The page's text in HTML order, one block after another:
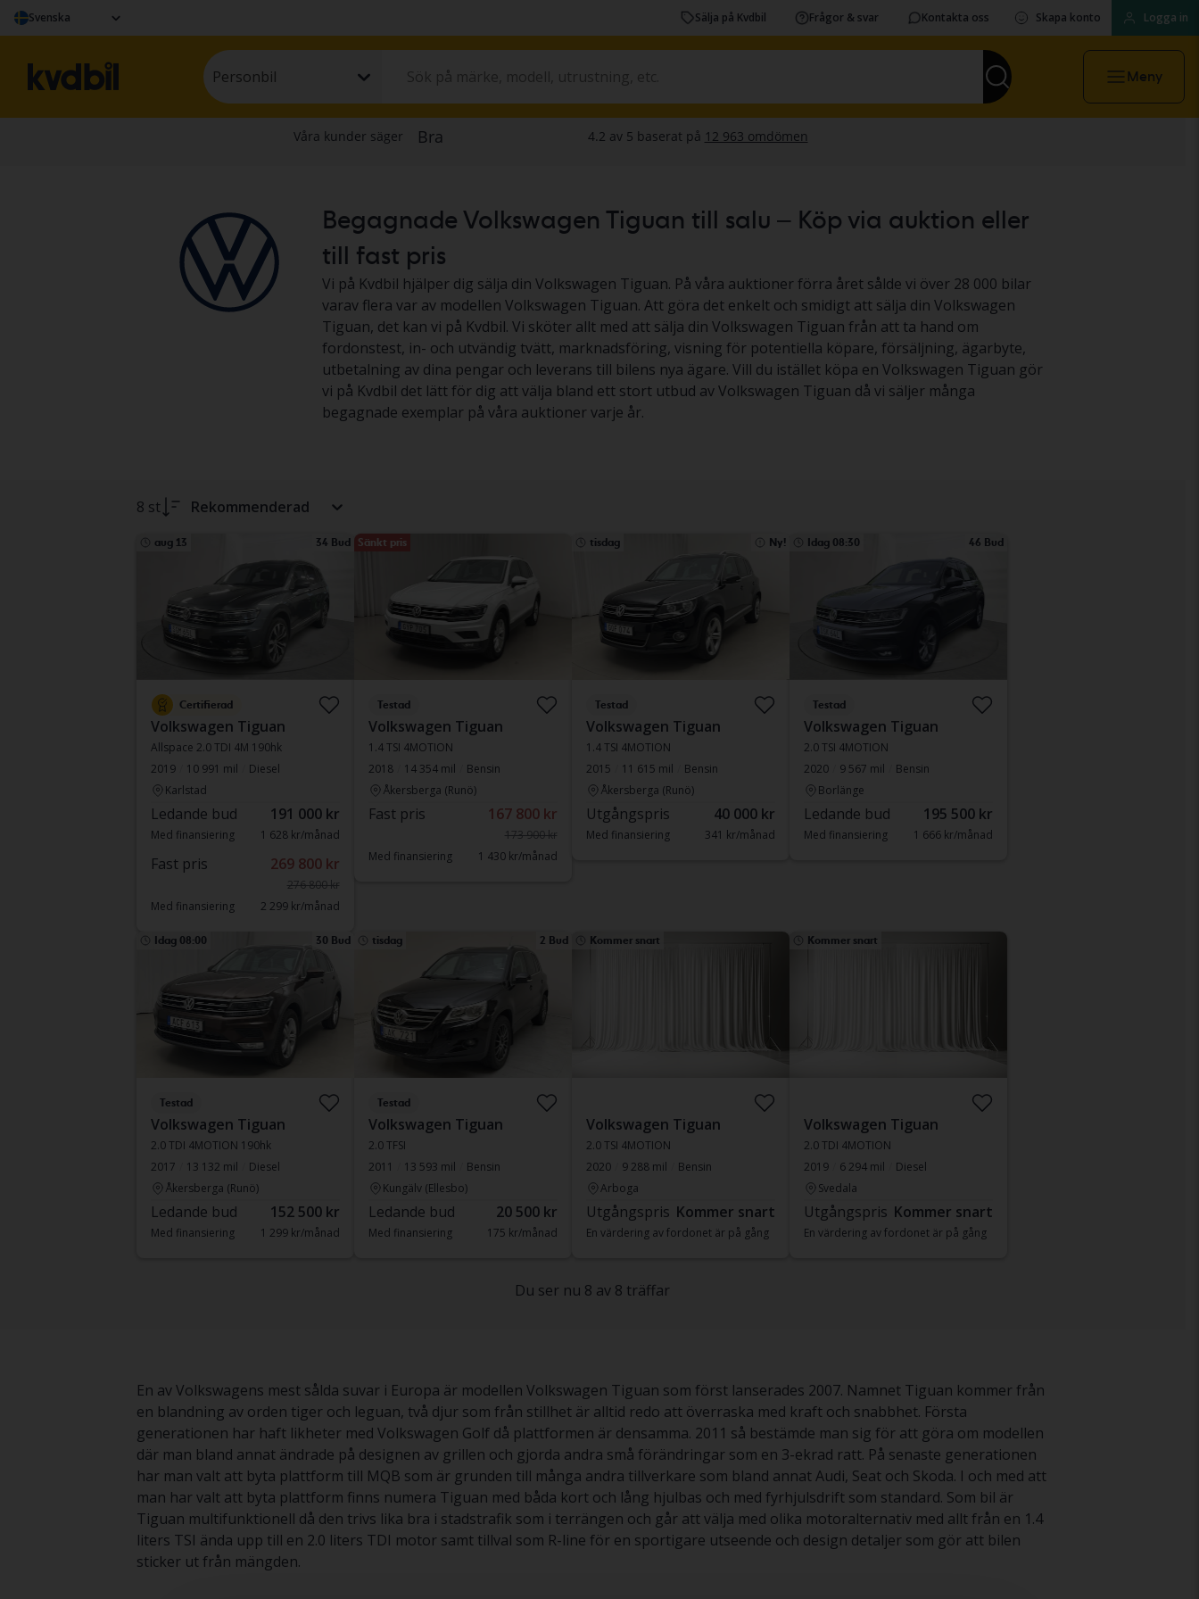
Svenska Sälja på Kvdbil Frågor & svar Kontakta oss Skapa konto Logga in
Personbil Meny
Begagnade Volkswagen Tiguan till salu – Köp via auktion eller
till fast pris
Vi på Kvdbil hjälper dig sälja din Volkswagen Tiguan. På våra auktioner förra året sålde vi över 28 000 bilar
varav flera var av modellen Volkswagen Tiguan. Att göra det enkelt och smidigt att sälja din Volkswagen
Tiguan, det kan vi på Kvdbil. Vi sköter allt med att sälja din Volkswagen Tiguan från att ta hand om
fordonstest, in- och utvändig tvätt, marknadsföring, visning för potentiella köpare, försäljning, ägarbyte,
utbetalning av dina pengar och leverans till bilens nya ägare. Vill du istället köpa en Volkswagen Tiguan gör
vi på Kvdbil det lätt för dig att välja bland ett stort utbud av Volkswagen Tiguan då vi säljer många
begagnade exemplar på våra auktioner varje år.
8 st Rekommenderad
aug 13 34 Bud
Certifierad
Volkswagen Tiguan
Allspace 2.0 TDI 4M 190hk
2019
10 991 mil
Diesel
Karlstad
Ledande bud 191 000 kr
Med finansiering 1 628 kr/månad
Fast pris 269 800 kr
276 800 kr
Med finansiering
2 299 kr/månad
Sänkt pris
Testad
Volkswagen Tiguan
1.4 TSI 4MOTION
2018
14 354 mil
Bensin
Åkersberga (Runö)
Fast pris 167 800 kr
173 900 kr
Med finansiering
1 430 kr/månad
tisdag Ny!
Testad
Volkswagen Tiguan
1.4 TSI 4MOTION
2015
11 615 mil
Bensin
Åkersberga (Runö)
Utgångspris 40 000 kr
Med finansiering 341 kr/månad
Idag 08:30 46 Bud
Testad
Volkswagen Tiguan
2.0 TSI 4MOTION
2020
9 567 mil
Bensin
Borlänge
Ledande bud 195 500 kr
Med finansiering 1 666 kr/månad
Idag 08:00 30 Bud
Testad
Volkswagen Tiguan
2.0 TDI 4MOTION 190hk
2017
13 132 mil
Diesel
Åkersberga (Runö)
Ledande bud 152 500 kr
Med finansiering 1 299 kr/månad
tisdag 2 Bud
Testad
Volkswagen Tiguan
2.0 TFSI
2011
13 593 mil
Bensin
Kungälv (Ellesbo)
Ledande bud 20 500 kr
Med finansiering 175 kr/månad
Kommer snart
Volkswagen Tiguan
2.0 TSI 4MOTION
2020
9 288 mil
Bensin
Arboga
Utgångspris Kommer snart
En värdering av fordonet är på gång
Kommer snart
Volkswagen Tiguan
2.0 TDI 4MOTION
2019
6 294 mil
Diesel
Svedala
Utgångspris Kommer snart
En värdering av fordonet är på gång
Du ser nu 8 av 8 träffar
En av Volkswagens mest sålda suvar i Europa är modellen Volkswagen Tiguan som först lanserades 2007. Namnet Tiguan kommer från
en blandning av orden tiger och leguan, två djur som från stillhet är alltid redo att överraska med kraft och snabbhet. Första
generationen har haft likheter med Volkswagen Golf då plattformen är densamma. 2011 så bestämde man sig för att göra om modellen
där man bland annat ändrade på designen av grillen och gjorda andra små förändringar som en 3-ekrad ratt. På senaste generationen
har man valt att byta plattform till MQB som är grunden till många andra tillverkare som bland annat Audi, Seat och Skoda. I och med att
man har valt att byta plattform finns numera Tiguan med båda kort och lång hjulbas och med fyrhjulsdrift som standard. Som bil är
Tiguan multifunktionell då den trivs lika bra i stadstrafik som i terrängen och går att välja med olika motoralternativ med allt från en 1.4
liters TSI ända upp till en 2.0 liters TDI motor samt tillval som R-line för en sportigare utseende och design detaljer som gör att bilen
sticker ut från mängden.